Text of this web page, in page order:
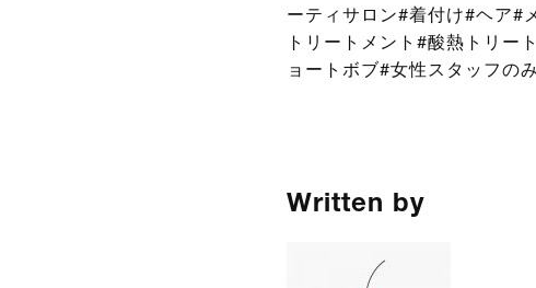
ーティサロン#着付け#ヘア#
トリートメント#酸熱トリー
ョートボブ#女性スタッフの
Written by